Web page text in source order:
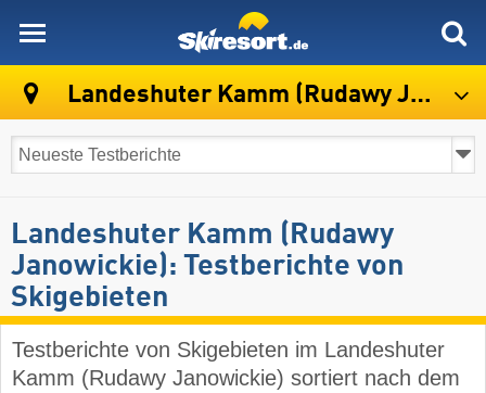
Landeshuter Kamm (Rudawy Janowickie)
Landeshuter Kamm (Rudawy
Janowickie): Testberichte von
Skigebieten
Testberichte von Skigebieten im Landeshuter
Kamm (Rudawy Janowickie) sortiert nach dem